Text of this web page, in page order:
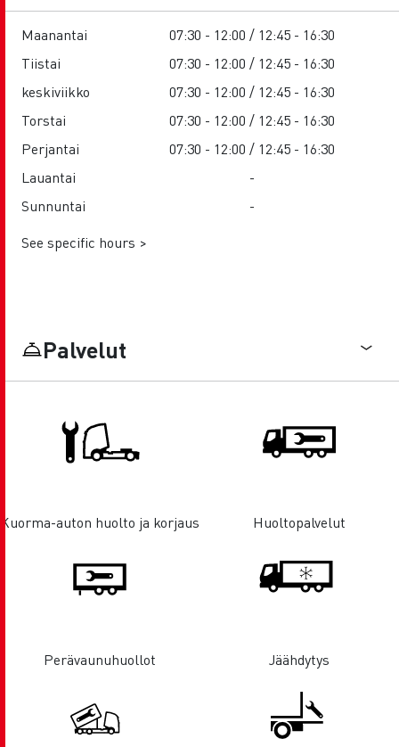
Maanantai
07:30 - 12:00 / 12:45 - 16:30
Tiistai
07:30 - 12:00 / 12:45 - 16:30
keskiviikko
07:30 - 12:00 / 12:45 - 16:30
Torstai
07:30 - 12:00 / 12:45 - 16:30
Perjantai
07:30 - 12:00 / 12:45 - 16:30
Lauantai
-
Sunnuntai
-
See specific hours >
Palvelut
Kuorma-auton huolto ja korjaus Huoltopalvelut
Perävaunuhuollot Jäähdytys